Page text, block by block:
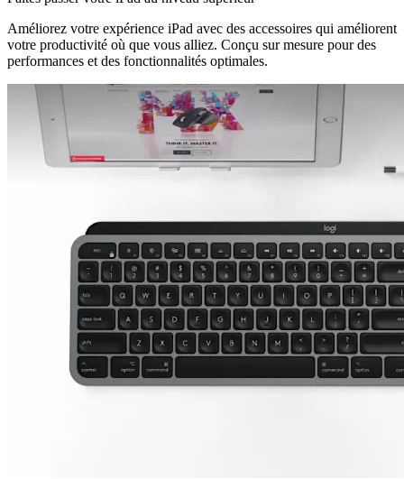
Améliorez votre expérience iPad avec des accessoires qui améliorent
votre productivité où que vous alliez. Conçu sur mesure pour des
performances et des fonctionnalités optimales.